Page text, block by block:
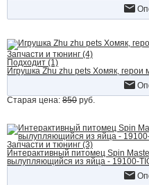
Запчасти и тюнинг (4)
Подходит (1)
Игрушка Zhu zhu pets Хомяк, герои
Старая цена: 850 руб.
Запчасти и тюнинг (3)
Интерактивный питомец Spin
вылупляющийся из яйца - 19100-